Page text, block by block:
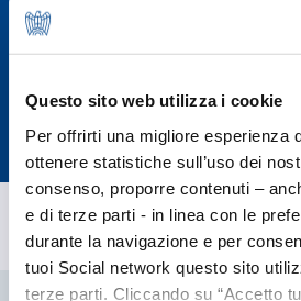
Questo sito web utilizza i cookie
Per offrirti una migliore esperienza
ottenere statistiche sull’uso dei
consenso, proporre contenuti –
e di terze parti - in linea con le
durante la navigazione e per
tuoi Social network questo sito
terze parti. Cliccando su “Accetto
Associati